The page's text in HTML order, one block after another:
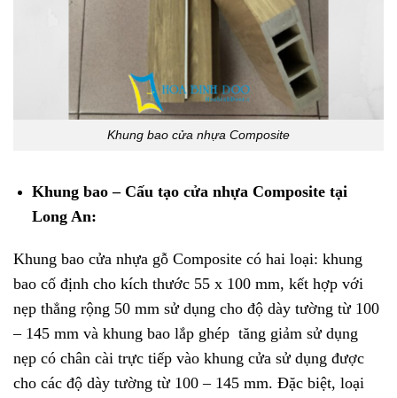
Khung bao cửa nhựa Composite
Khung bao – Cấu tạo cửa nhựa Composite tại
Long An:
Khung bao cửa nhựa gỗ Composite có hai loại: khung
bao cố định cho kích thước 55 x 100 mm, kết hợp với
nẹp thẳng rộng 50 mm sử dụng cho độ dày tường từ 100
– 145 mm và khung bao lắp ghép tăng giảm sử dụng
nẹp có chân cài trực tiếp vào khung cửa sử dụng được
cho các độ dày tường từ 100 – 145 mm. Đặc biệt, loại